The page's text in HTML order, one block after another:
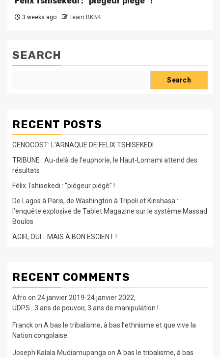
3 weeks ago Team BKBK
SEARCH
Search
RECENT POSTS
GENOCOST: L’ARNAQUE DE FELIX TSHISEKEDI
TRIBUNE : Au-delà de l’euphorie, le Haut-Lomami attend des
résultats
Félix Tshisekedi : “piégeur piégé” !
De Lagos à Paris, de Washington à Tripoli et Kinshasa :
l’enquête explosive de Tablet Magazine sur le système Massad
Boulos
AGIR, OUI… MAIS À BON ESCIENT !
RECENT COMMENTS
Afro on 24 janvier 2019-24 janvier 2022,
UDPS : 3 ans de pouvoir, 3 ans de manipulation !
Franckon A bas le tribalisme, à bas l’ethnisme et que vive la
Nation congolaise.
Joseph Kalala Mudiamupanga on A bas le tribalisme, à bas